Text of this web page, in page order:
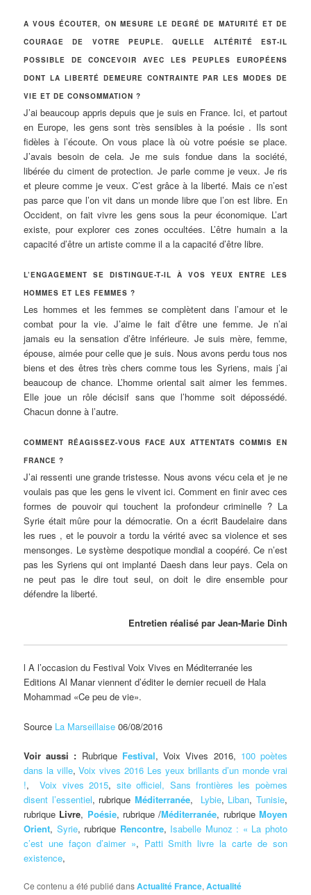
A VOUS ÉCOUTER, ON MESURE LE DEGRÉ DE MATURITÉ ET DE
COURAGE DE VOTRE PEUPLE. QUELLE ALTÉRITÉ EST-IL
POSSIBLE DE CONCEVOIR AVEC LES PEUPLES EUROPÉENS
DONT LA LIBERTÉ DEMEURE CONTRAINTE PAR LES MODES DE
VIE ET DE CONSOMMATION ?
J’ai beaucoup appris depuis que je suis en France. Ici, et partout
en Europe, les gens sont très sensibles à la poésie . Ils sont
fidèles à l’écoute. On vous place là où votre poésie se place.
J’avais besoin de cela. Je me suis fondue dans la société,
libérée du ciment de protection. Je parle comme je veux. Je ris
et pleure comme je veux. C’est grâce à la liberté. Mais ce n’est
pas parce que l’on vit dans un monde libre que l’on est libre. En
Occident, on fait vivre les gens sous la peur économique. L’art
existe, pour explorer ces zones occultées. L’être humain a la
capacité d’être un artiste comme il a la capacité d’être libre.
L’ENGAGEMENT SE DISTINGUE-T-IL À VOS YEUX ENTRE LES
HOMMES ET LES FEMMES ?
Les hommes et les femmes se complètent dans l’amour et le
combat pour la vie. J’aime le fait d’être une femme. Je n’ai
jamais eu la sensation d’être inférieure. Je suis mère, femme,
épouse, aimée pour celle que je suis. Nous avons perdu tous nos
biens et des êtres très chers comme tous les Syriens, mais j’ai
beaucoup de chance. L’homme oriental sait aimer les femmes.
Elle joue un rôle décisif sans que l’homme soit dépossédé.
Chacun donne à l’autre.
COMMENT RÉAGISSEZ-VOUS FACE AUX ATTENTATS COMMIS EN
FRANCE ?
J’ai ressenti une grande tristesse. Nous avons vécu cela et je ne
voulais pas que les gens le vivent ici. Comment en finir avec ces
formes de pouvoir qui touchent la profondeur criminelle ? La
Syrie était mûre pour la démocratie. On a écrit Baudelaire dans
les rues , et le pouvoir a tordu la vérité avec sa violence et ses
mensonges. Le système despotique mondial a coopéré. Ce n’est
pas les Syriens qui ont implanté Daesh dans leur pays. Cela on
ne peut pas le dire tout seul, on doit le dire ensemble pour
défendre la liberté.
Entretien réalisé par Jean-Marie Dinh
l A l’occasion du Festival Voix Vives en Méditerranée les
Editions Al Manar viennent d’éditer le dernier recueil de Hala
Mohammad «Ce peu de vie».
Source La Marseillaise06/08/2016
Voir aussi : Rubrique Festival, Voix Vives 2016, 100 poètes
dans la ville,Voix vives 2016 Les yeux brillants d’un monde vrai
!,Voix vives 2015, site officiel, Sans frontières les poèmes
disent l’essentiel, rubrique Méditerranée, Lybie, Liban, Tunisie,
rubrique Livre, Poésie, rubrique /Méditerranée, rubrique Moyen
Orient, Syrie, rubrique Rencontre, Isabelle Munoz : « La photo
c’est une façon d’aimer », Patti Smith livre la carte de son
existence,
Ce contenu a été publié dansActualité France,Actualité